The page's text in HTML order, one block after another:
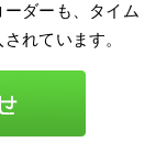
ダーも、タイム
れています。